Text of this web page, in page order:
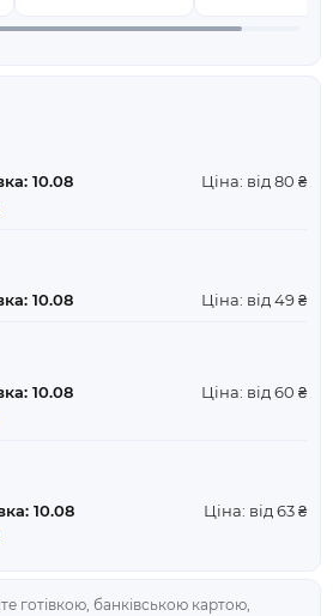
готівкою, банківською картою,
10.08
Ціна: від 80 ₴
10.08
Ціна: від 49 ₴
10.08
Ціна: від 60 ₴
10.08
Ціна: від 63 ₴